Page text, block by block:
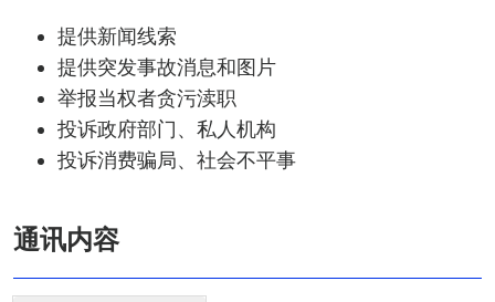
提供新闻线索
提供突发事故消息和图片
举报当权者贪污渎职
投诉政府部门、私人机构
投诉消费骗局、社会不平事
通讯内容